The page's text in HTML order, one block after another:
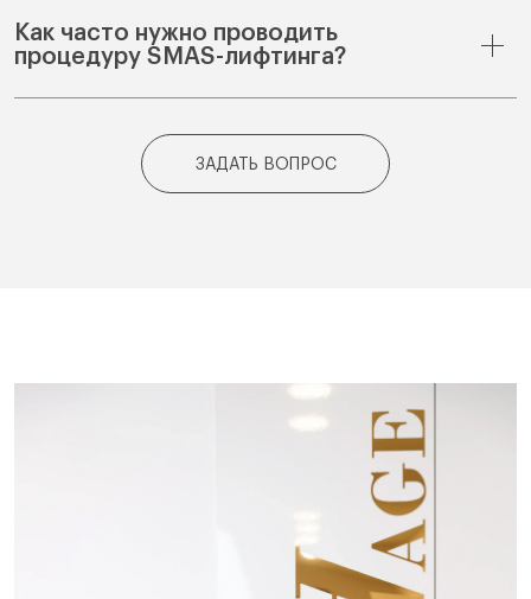
Как часто нужно проводить
процедуру SMAS-лифтинга?
ЗАДАТЬ ВОПРОС